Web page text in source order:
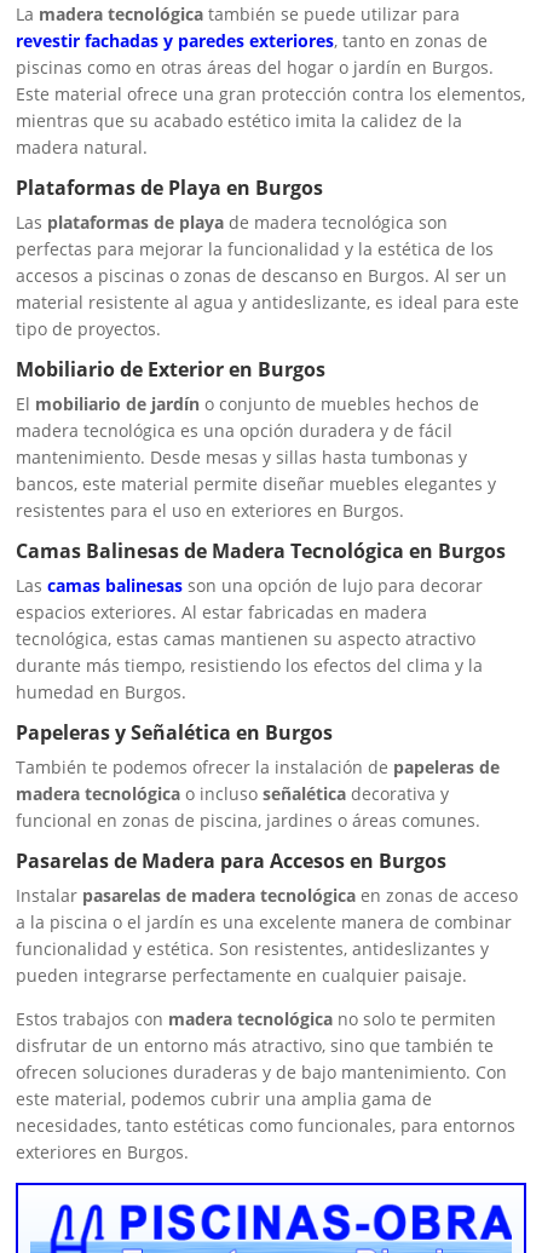
La madera tecnológica también se puede utilizar para
revestir fachadas y paredes exteriores, tanto en zonas de
piscinas como en otras áreas del hogar o jardín en Burgos.
Este material ofrece una gran protección contra los elementos,
mientras que su acabado estético imita la calidez de la
madera natural.
Plataformas de Playa en Burgos
Las plataformas de playa de madera tecnológica son
perfectas para mejorar la funcionalidad y la estética de los
accesos a piscinas o zonas de descanso en Burgos. Al ser un
material resistente al agua y antideslizante, es ideal para este
tipo de proyectos.
Mobiliario de Exterior en Burgos
El mobiliario de jardín o conjunto de muebles hechos de
madera tecnológica es una opción duradera y de fácil
mantenimiento. Desde mesas y sillas hasta tumbonas y
bancos, este material permite diseñar muebles elegantes y
resistentes para el uso en exteriores en Burgos.
Camas Balinesas de Madera Tecnológica en Burgos
Lascamas balinesas son una opción de lujo para decorar
espacios exteriores. Al estar fabricadas en madera
tecnológica, estas camas mantienen su aspecto atractivo
durante más tiempo, resistiendo los efectos del clima y la
humedad en Burgos.
Papeleras y Señalética en Burgos
También te podemos ofrecer la instalación de papeleras de
madera tecnológica o inclusoseñalética decorativa y
funcional en zonas de piscina, jardines o áreas comunes.
Pasarelas de Madera para Accesos en Burgos
Instalar pasarelas de madera tecnológica en zonas de acceso
a la piscina o el jardín es una excelente manera de combinar
funcionalidad y estética. Son resistentes, antideslizantes y
pueden integrarse perfectamente en cualquier paisaje.
Estos trabajos con madera tecnológica no solo te permiten
disfrutar de un entorno más atractivo, sino que también te
ofrecen soluciones duraderas y de bajo mantenimiento. Con
este material, podemos cubrir una amplia gama de
necesidades, tanto estéticas como funcionales, para entornos
exteriores en Burgos.